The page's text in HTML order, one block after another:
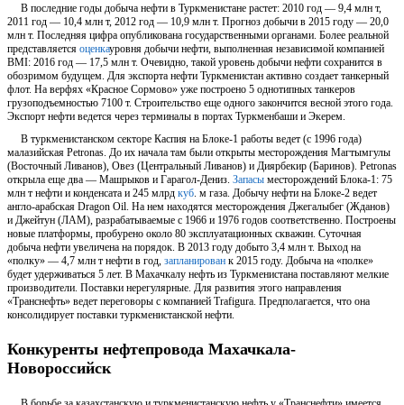
В последние годы добыча нефти в Туркменистане растет: 2010 год — 9,4 млн т,
2011 год — 10,4 млн т, 2012 год — 10,9 млн т. Прогноз добычи в 2015 году — 20,0
млн т. Последняя цифра опубликована государственными органами. Более реальной
представляется оценкауровня добычи нефти, выполненная независимой компанией
BMI: 2016 год — 17,5 млн т. Очевидно, такой уровень добычи нефти сохранится в
обозримом будущем. Для экспорта нефти Туркменистан активно создает танкерный
флот. На верфях «Красное Сормово» уже построено 5 однотипных танкеров
грузоподъемностью 7100 т. Строительство еще одного закончится весной этого года.
Экспорт нефти ведется через терминалы в портах Туркменбаши и Экерем.
В туркменистанском секторе Каспия на Блоке-1 работы ведет (с 1996 года)
малазийская Petronas. До их начала там были открыты месторождения Магтымгулы
(Восточный Ливанов), Овез (Центральный Ливанов) и Диярбекир (Баринов). Petronas
открыла еще два — Машрыков и Гарагол-Дениз. Запасы месторождений Блока-1: 75
млн т нефти и конденсата и 245 млрд куб . м газа. Добычу нефти на Блоке-2 ведет
англо-арабская Dragon Oil. На нем находятся месторождения Джегалыбег (Жданов)
и Джейтун (ЛАМ), разрабатываемые с 1966 и 1976 годов соответственно. Построены
новые платформы, пробурено около 80 эксплуатационных скважин. Суточная
добыча нефти увеличена на порядок. В 2013 году добыто 3,4 млн т. Выход на
«полку» — 4,7 млн т нефти в год, запланирован к 2015 году. Добыча на «полке»
будет удерживаться 5 лет. В Махачкалу нефть из Туркменистана поставляют мелкие
производители. Поставки нерегулярные. Для развития этого направления
«Транснефть» ведет переговоры с компанией Trafigura. Предполагается, что она
консолидирует поставки туркменистанской нефти.
Конкуренты нефтепровода Махачкала-
Новороссийск